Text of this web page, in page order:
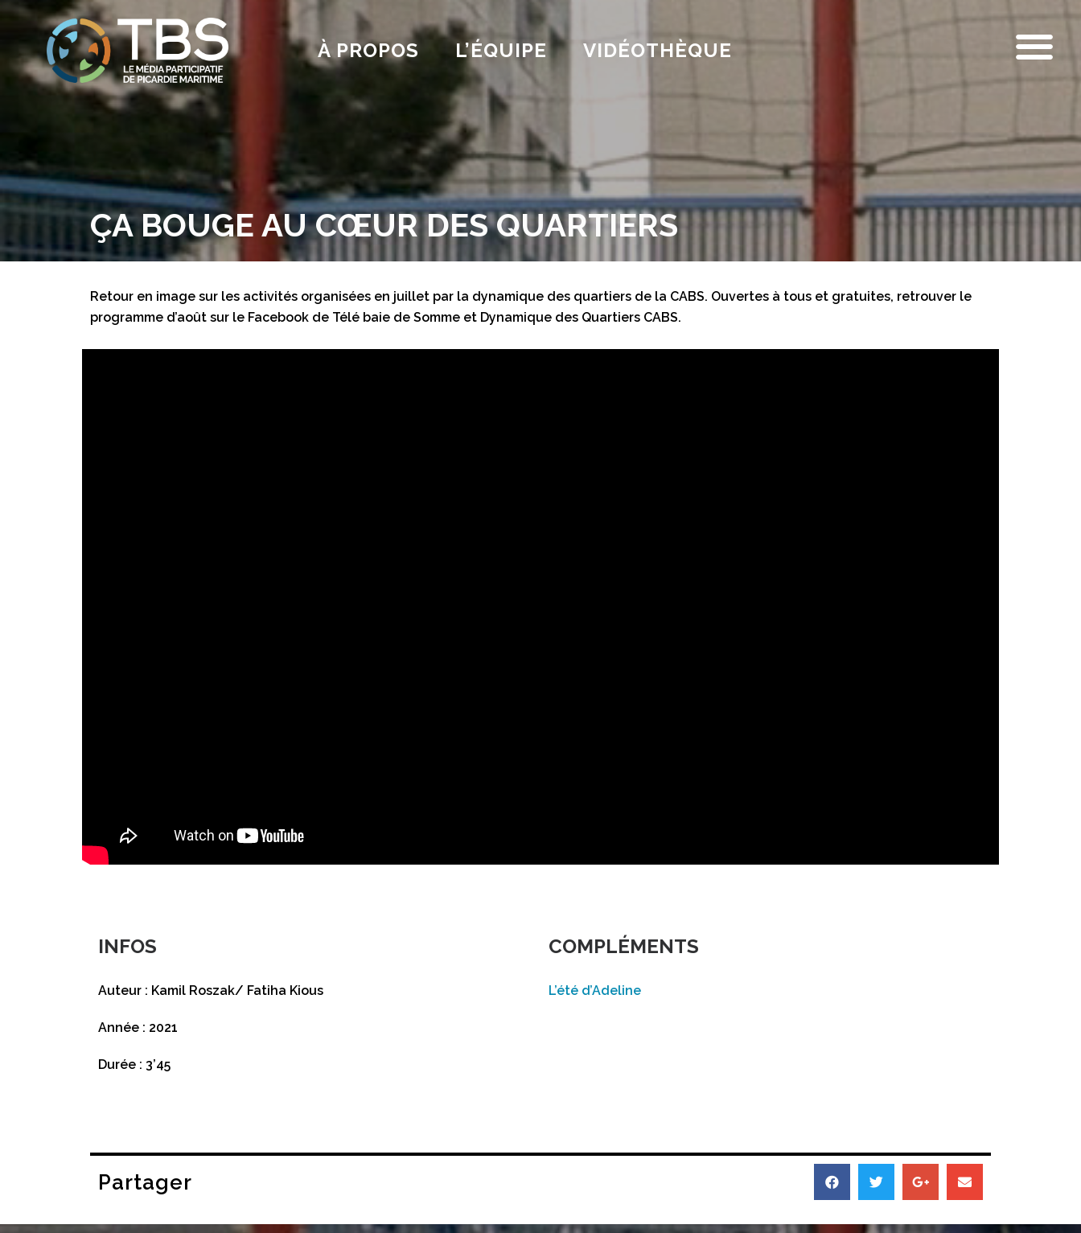
À PROPOS L’ÉQUIPE VIDÉOTHÈQUE
ÇA BOUGE AU CŒUR DES QUARTIERS
Retour en image sur les activités organisées en juillet par la dynamique des quartiers de la CABS. Ouvertes à tous et gratuites, retrouver le
programme d’août sur le Facebook de Télé baie de Somme et Dynamique des Quartiers CABS.
INFOS
Auteur : Kamil Roszak/ Fatiha Kious
Année : 2021
Durée : 3’45
COMPLÉMENTS
L’été d’Adeline
Partager